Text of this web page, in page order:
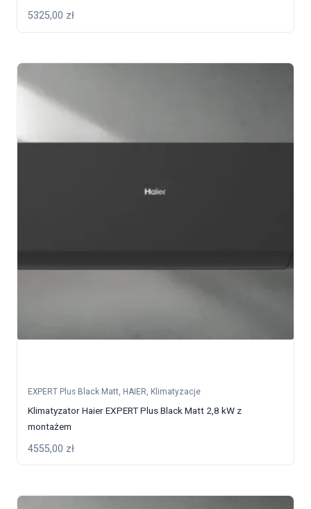
5325,00 zł
EXPERT Plus Black Matt, HAIER, Klimatyzacje
Klimatyzator Haier EXPERT Plus Black Matt 2,8 kW z
montażem
4555,00 zł